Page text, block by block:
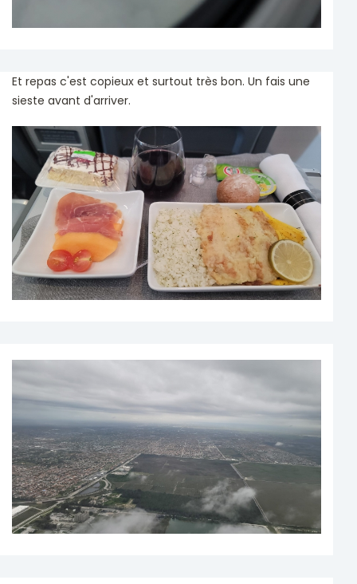
Et repas c'est copieux et surtout très bon. Un fais une
sieste avant d'arriver.